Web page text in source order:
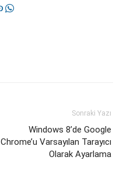
Sonraki Yazı
Windows 8’de Google
Chrome’u Varsayılan Tarayıcı
Olarak Ayarlama